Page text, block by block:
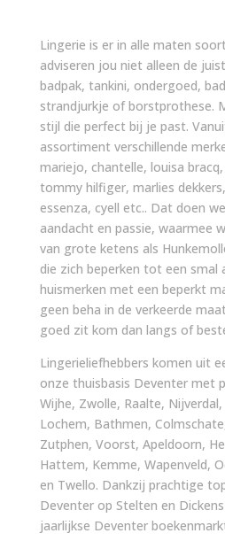
Lingerie is er in alle maten
adviseren jou niet alleen de
badpak, tankini, ondergoed,
strandjurkje of borstprothese.
stijl die perfect bij je past.
assortiment verschillende
mariejo, chantelle, louisa
tommy hilfiger, marlies
essenza, cyell etc.. Dat doen
aandacht en passie, waarmee
van grote ketens als
die zich beperken tot een smal
huismerken met een beperkt
geen beha in de verkeerde
goed zit kom dan langs of
Lingerieliefhebbers komen uit
onze thuisbasis Deventer met
Wijhe, Zwolle, Raalte,
Lochem, Bathmen,
Zutphen, Voorst, Apeldoorn,
Hattem, Kemme, Wapenveld,
en Twello. Dankzij prachtige
Deventer op Stelten en
jaarlijkse Deventer